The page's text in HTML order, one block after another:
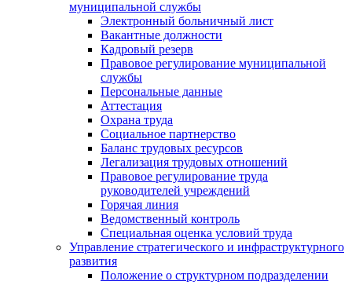
муниципальной службы
Электронный больничный лист
Вакантные должности
Кадровый резерв
Правовое регулирование муниципальной
службы
Персональные данные
Аттестация
Охрана труда
Социальное партнерство
Баланс трудовых ресурсов
Легализация трудовых отношений
Правовое регулирование труда
руководителей учреждений
Горячая линия
Ведомственный контроль
Специальная оценка условий труда
Управление стратегического и инфраструктурного
развития
Положение о структурном подразделении